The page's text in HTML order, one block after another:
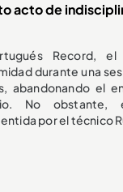
acto de
Record, el
durante una
abandonando el
No obstante,
por el técnico